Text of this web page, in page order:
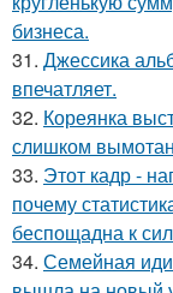
бизнеса.
31. Джессика
впечатляет.
32. Кореянка
слишком
33. Этот кадр -
почему
беспощадна к
34. Семейная